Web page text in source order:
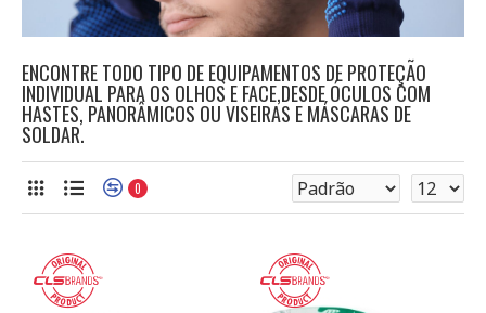
ENCONTRE TODO TIPO DE EQUIPAMENTOS DE PROTEÇÃO
INDIVIDUAL PARA OS OLHOS E FACE,DESDE ÓCULOS COM
HASTES, PANORÂMICOS OU VISEIRAS E MÁSCARAS DE
SOLDAR.
0